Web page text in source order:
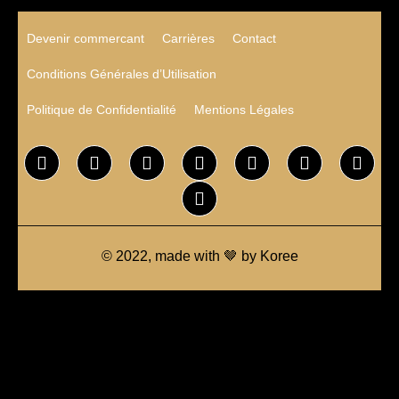
Devenir commercant Carrières Contact
Conditions Générales d’Utilisation
Politique de Confidentialité Mentions Légales
© 2022, made with 🤎 by Koree